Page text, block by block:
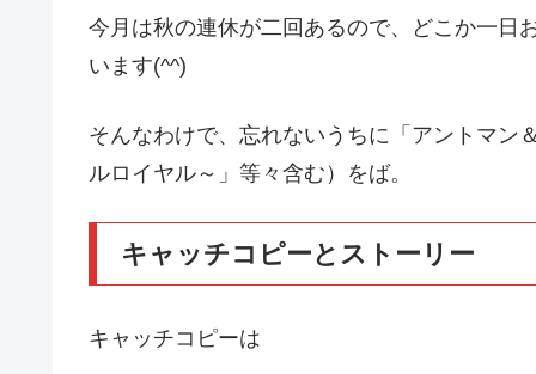
今月は秋の連休が二回あるので、どこか一日
います(^^)
そんなわけで、忘れないうちに「アントマン
ルロイヤル～」等々含む）をば。
キャッチコピーとストーリー
キャッチコピーは